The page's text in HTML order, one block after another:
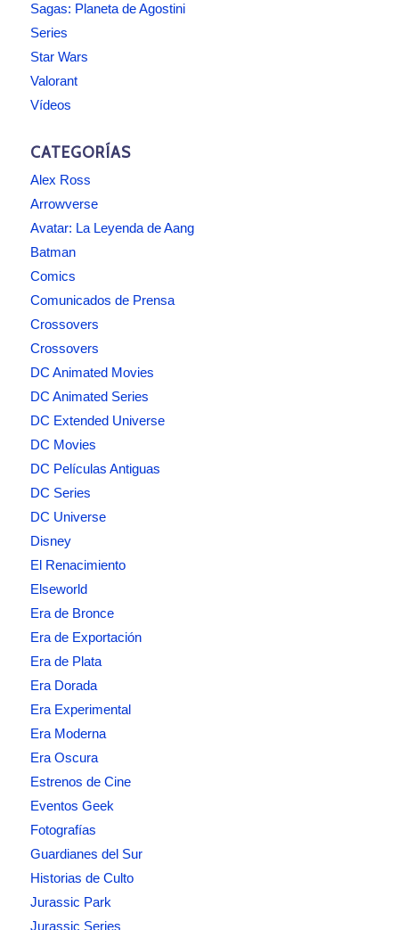
Sagas: Planeta de Agostini
Series
Star Wars
Valorant
Vídeos
CATEGORÍAS
Alex Ross
Arrowverse
Avatar: La Leyenda de Aang
Batman
Comics
Comunicados de Prensa
Crossovers
Crossovers
DC Animated Movies
DC Animated Series
DC Extended Universe
DC Movies
DC Películas Antiguas
DC Series
DC Universe
Disney
El Renacimiento
Elseworld
Era de Bronce
Era de Exportación
Era de Plata
Era Dorada
Era Experimental
Era Moderna
Era Oscura
Estrenos de Cine
Eventos Geek
Fotografías
Guardianes del Sur
Historias de Culto
Jurassic Park
Jurassic Series